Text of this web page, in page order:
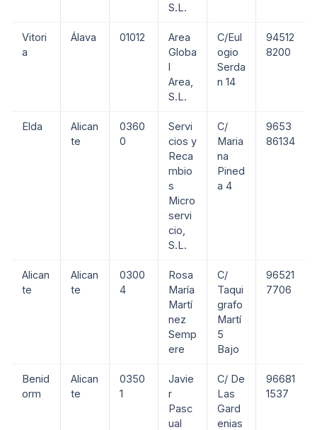
S.L.
Vitori
a
Álava 01012
Area
Globa
l
Area,
S.L.
C/Eul
ogio
Serda
n 14
94512
8200
Elda
Alican
te
0360
0
Servi
cios y
Reca
mbio
s
Micro
servi
cio,
S.L.
C/
Maria
na
Pined
a 4
9653
86134
Alican
te
Alican
te
0300
4
Rosa
María
Martí
nez
Semp
ere
C/
Taqui
grafo
Martí
5
Bajo
96521
7706
Benid
orm
Alican
te
0350
1
Javie
r
Pasc
ual
C/ De
Las
Gard
enias
96681
1537